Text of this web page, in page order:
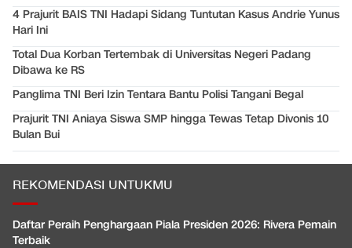
4 Prajurit BAIS TNI Hadapi Sidang Tuntutan Kasus Andrie Yunus
Hari Ini
Total Dua Korban Tertembak di Universitas Negeri Padang
Dibawa ke RS
Panglima TNI Beri Izin Tentara Bantu Polisi Tangani Begal
Prajurit TNI Aniaya Siswa SMP hingga Tewas Tetap Divonis 10
Bulan Bui
REKOMENDASI UNTUKMU
Daftar Peraih Penghargaan Piala Presiden 2026: Rivera Pemain
Terbaik